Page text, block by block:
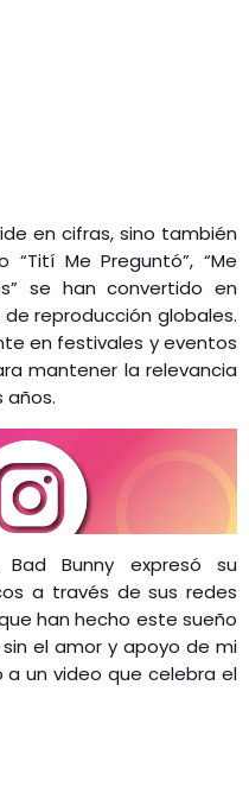
en cifras, sino también
Me Preguntó”, “Me
se han convertido en
reproducción globales.
en festivales y eventos
mantener la relevancia
años.
Bunny expresó su
a través de sus redes
han hecho este sueño
el amor y apoyo de mi
un video que celebra el